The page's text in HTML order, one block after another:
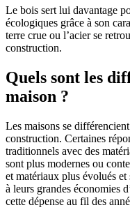
Le bois sert lui davantage
écologiques grâce à son
terre crue ou l’acier se
construction.
Quels sont les
maison ?
Les maisons se
construction. Certaines
traditionnels avec des
sont plus modernes ou
et matériaux plus évolués
à leurs grandes économies
cette dépense au fil des